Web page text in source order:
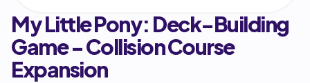
My Little Pony: Deck-Building
Game - Collision Course
Expansion